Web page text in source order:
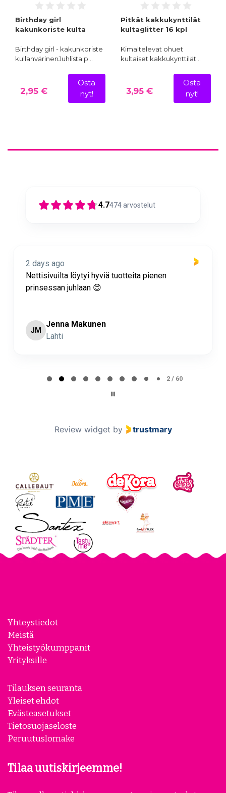
Birthday girl
kakunkoriste kulta
Birthday girl - kakunkoriste
kullanvärinenJuhlista p…
2,95 €
Osta
nyt!
Pitkät kakkukynttilät
kultaglitter 16 kpl
Kimaltelevat ohuet
kultaiset kakkukynttilät…
3,95 €
Osta
nyt!
4.7474arvostelut
2 days ago
Nettisivuilta löytyi hyviä tuotteita pienen
prinsessan juhlaan 😊
JM
Jenna Makunen
Lahti
2 / 60
Review widget by trustmary
Yhteystiedot
Meistä
Yhteistyökumppanit
Yrityksille
Tilauksen seuranta
Yleiset ehdot
Evästeasetukset
Tietosuojaseloste
Peruutuslomake
Tilaa uutiskirjeemme!